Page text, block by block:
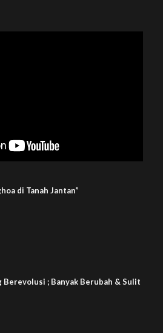
di Tanah Jantan”
Berevolusi ; Banyak Berubah & Sulit